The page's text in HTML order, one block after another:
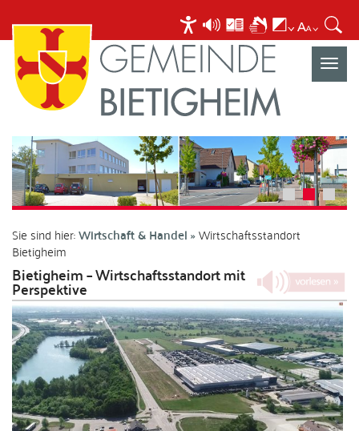
Sie sind hier:Wirtschaft & Handel Wirtschaftsstandort
Bietigheim
Bietigheim – Wirtschaftsstandort mit
Perspektive